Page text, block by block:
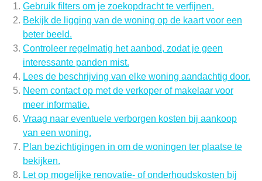
Gebruik filters om je zoekopdracht te verfijnen.
Bekijk de ligging van de woning op de kaart voor een
beter beeld.
Controleer regelmatig het aanbod, zodat je geen
interessante panden mist.
Lees de beschrijving van elke woning aandachtig door.
Neem contact op met de verkoper of makelaar voor
meer informatie.
Vraag naar eventuele verborgen kosten bij aankoop
van een woning.
Plan bezichtigingen in om de woningen ter plaatse te
bekijken.
Let op mogelijke renovatie- of onderhoudskosten bij